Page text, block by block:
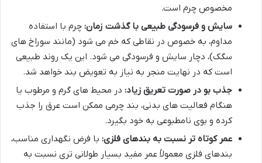
مخصوص چرم است.
سایش و فرسودگی طبیعی با گذشت زمان: چرم با استفاده
مداوم، به خصوص در نقاطی که خم می شود (مانند سوراخ های
سگک)، دچار سایش و فرسودگی می شود. این یک روند طبیعی
است که در نهایت منجر به نیاز به تعویض بند خواهد شد.
جذب بو در صورت تعریق زیاد: در محیط های گرم و مرطوب یا
هنگام فعالیت های بدنی، بند چرمی ممکن است عرق را جذب
کرده و بوی نامطبوعی به خود بگیرد.
عمر کوتاه تر نسبت به بندهای فلزی: با فرض نگهداری مناسب،
بندهای فلزی معمولاً عمر مفید بسیار طولانی تری نسبت به